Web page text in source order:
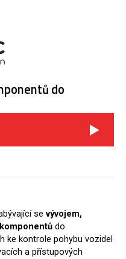
do
se vývojem,
do
ke kontrole pohybu vozidel
a přístupových